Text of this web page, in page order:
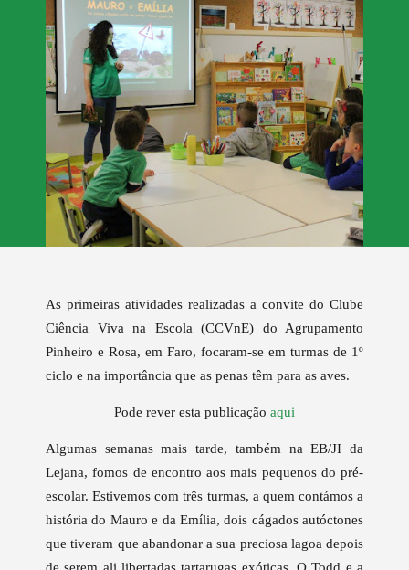
As primeiras atividades realizadas a convite do Clube
Ciência Viva na Escola (CCVnE) do Agrupamento
Pinheiro e Rosa, em Faro, focaram-se em turmas de 1º
ciclo e na importância que as penas têm para as aves.
Pode rever esta publicação aqui
Algumas semanas mais tarde, também naEB/JI da
Lejana, fomos de encontro aos mais pequenos do pré-
escolar. Estivemos com três turmas, a quem contámos a
história do Mauro e da Emília, dois cágados autóctones
que tiveram que abandonar a sua preciosa lagoa depois